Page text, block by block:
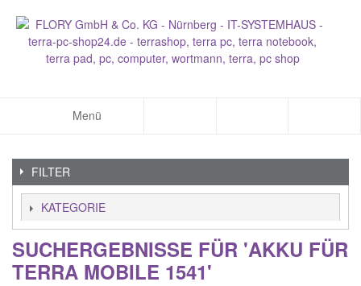
Menü
FILTER
KATEGORIE
SUCHERGEBNISSE FÜR 'AKKU FÜR
TERRA MOBILE 1541'